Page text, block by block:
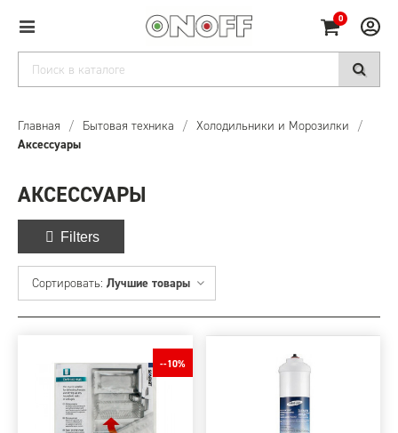
0
Главная / Бытовая техника / Холодильники и Морозилки /
Аксессуары
АКСЕССУАРЫ
Filters
Сортировать: Лучшие товары
--10%